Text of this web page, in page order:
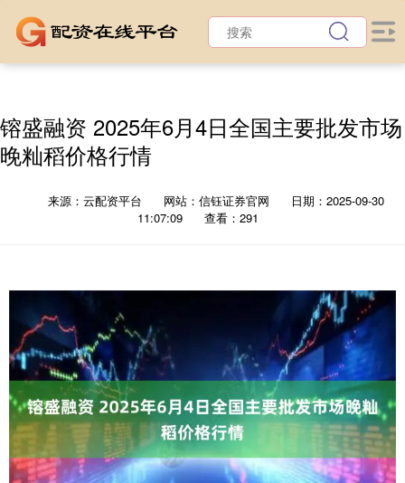
镕盛融资 2025年6月4日全国主要批发市场
晚籼稻价格行情
来源：云配资平台 网站：信钰证券官网
日期：2025-09-30
11:07:09
查看：291